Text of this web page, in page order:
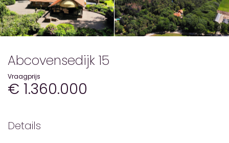
Abcovensedijk 15
Vraagprijs
€ 1.360.000
Details